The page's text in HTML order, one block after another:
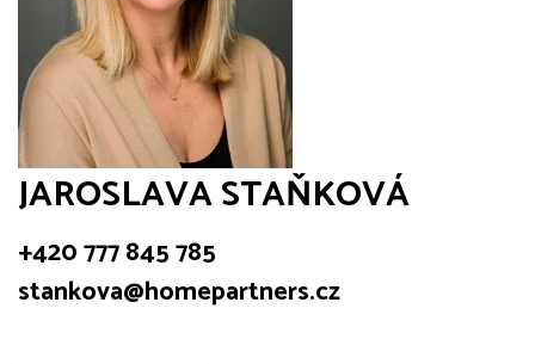
JAROSLAVA STAŇKOVÁ
+420 777 845 785
stankova@homepartners.cz